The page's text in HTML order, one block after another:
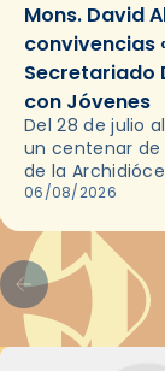
Mons. David
convivencias
Secretariado
con Jóvenes
Del 28 de julio
un centenar de
de la
en las
06/08/2026